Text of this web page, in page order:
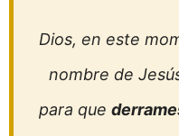
Dios, en este
nombre de
para que